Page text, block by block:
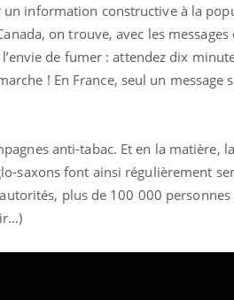
un information constructive à la
on trouve, avec les messages
de fumer : attendez dix
! En France, seul un message
anti-tabac. Et en la matière,
saxons font ainsi régulièrement
plus de 100 000